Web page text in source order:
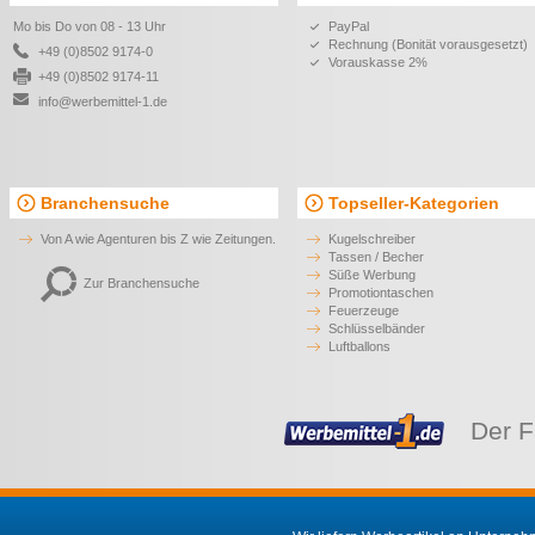
Mo bis Do von 08 - 13 Uhr
+49 (0)8502 9174-0
+49 (0)8502 9174-11
info@werbemittel-1.de
PayPal
Rechnung (Bonität vorausgesetzt)
Vorauskasse 2%
Branchensuche
Von A wie Agenturen bis Z wie Zeitungen.
Zur Branchensuche
Topseller-Kategorien
Kugelschreiber
Tassen / Becher
Süße Werbung
Promotiontaschen
Feuerzeuge
Schlüsselbänder
Luftballons
Der